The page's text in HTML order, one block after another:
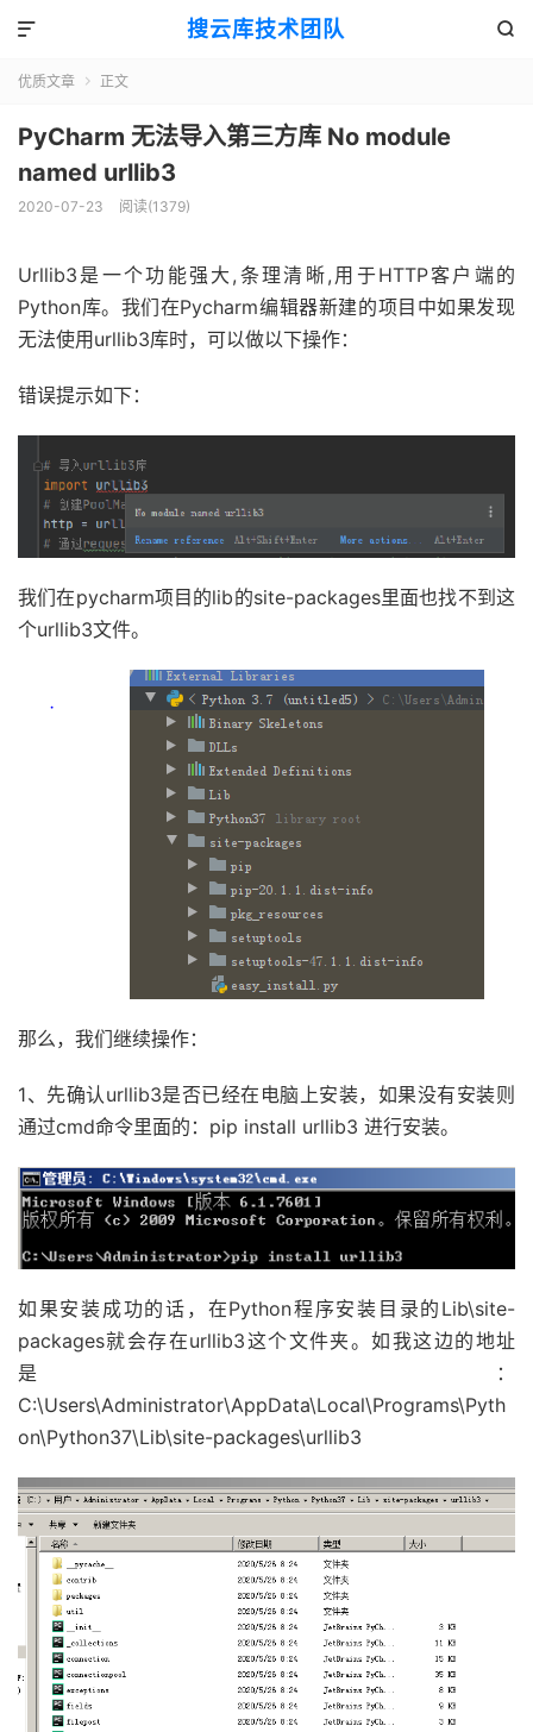
搜云库技术团队 

优质文章  正文
PyCharm 无法导入第三方库 No module
named urllib3
2020-07-23 阅读(1379)
Urllib3是一个功能强大,条理清晰,用于HTTP客户端的
Python库。我们在Pycharm编辑器新建的项目中如果发现
无法使用urllib3库时，可以做以下操作：
错误提示如下：
我们在pycharm项目的lib的site-packages里面也找不到这
个urllib3文件。
那么，我们继续操作：
1、先确认urllib3是否已经在电脑上安装，如果没有安装则
通过cmd命令里面的：pip install urllib3 进行安装。
如果安装成功的话，在Python程序安装目录的Lib\site-
packages就会存在urllib3这个文件夹。如我这边的地址
是：
C:\Users\Administrator\AppData\Local\Programs\Pyth
on\Python37\Lib\site-packages\urllib3